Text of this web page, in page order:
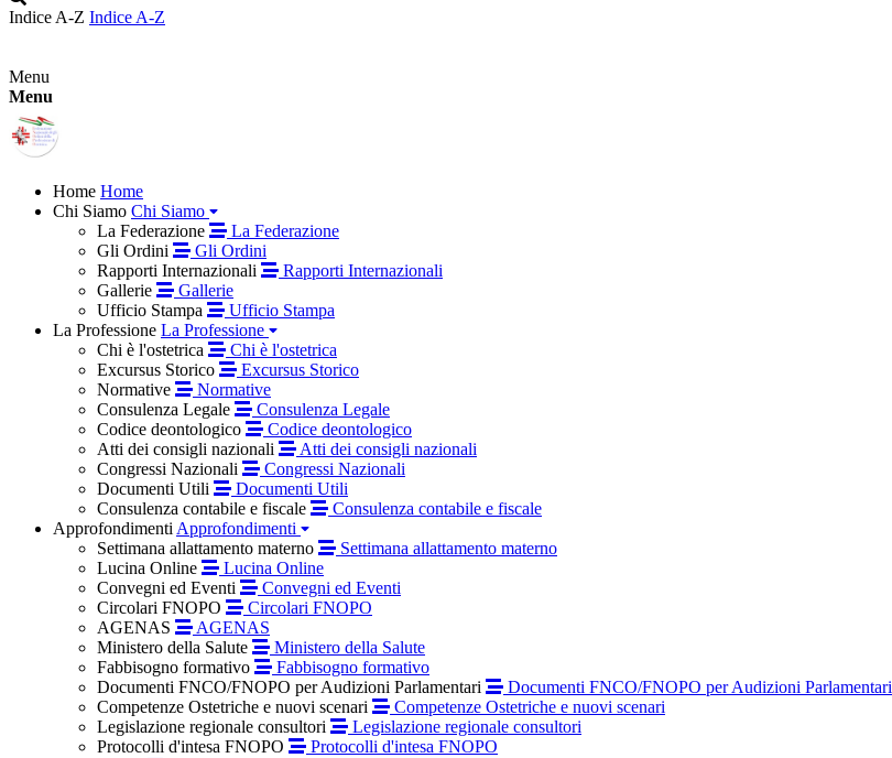
Indice A-Z Indice A-Z
Menu
Menu
Home Home
Chi Siamo Chi Siamo
La Federazione
La Federazione
Gli Ordini
Gli Ordini
Rapporti Internazionali
Rapporti Internazionali
Gallerie
Gallerie
Ufficio Stampa
Ufficio Stampa
La Professione La Professione
Chi è l'ostetrica
Chi è l'ostetrica
Excursus Storico
Excursus Storico
Normative
Normative
Consulenza Legale
Consulenza Legale
Codice deontologico
Codice deontologico
Atti dei consigli nazionali
Atti dei consigli nazionali
Congressi Nazionali
Congressi Nazionali
Documenti Utili
Documenti Utili
Consulenza contabile e fiscale
Consulenza contabile e fiscale
Approfondimenti Approfondimenti
Settimana allattamento materno
Settimana allattamento materno
Lucina Online
Lucina Online
Convegni ed Eventi
Convegni ed Eventi
Circolari FNOPO
Circolari FNOPO
AGENAS
AGENAS
Ministero della Salute
Ministero della Salute
Fabbisogno formativo
Fabbisogno formativo
Documenti FNCO/FNOPO per Audizioni Parlamentari
Documenti FNCO/FNOPO per Audizioni Parlamentari
Competenze Ostetriche e nuovi scenari
Competenze Ostetriche e nuovi scenari
Legislazione regionale consultori
Legislazione regionale consultori
Protocolli d'intesa FNOPO
Protocolli d'intesa FNOPO